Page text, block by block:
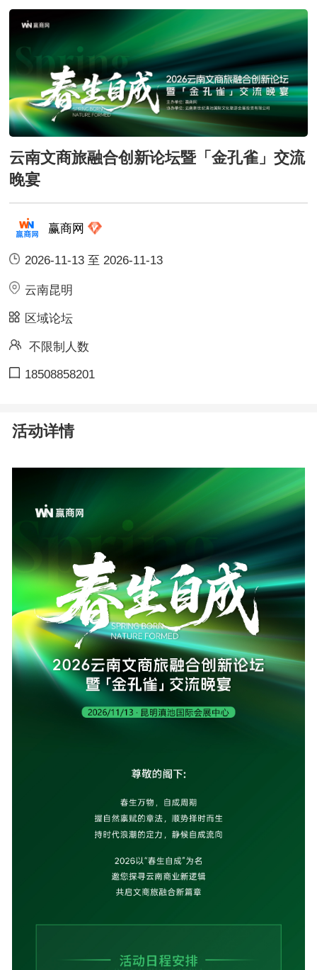
云南文商旅融合创新论坛暨「金孔雀」交流
晚宴
赢商网
2026-11-13 至 2026-11-13
云南昆明
区域论坛
不限制人数
18508858201
活动详情